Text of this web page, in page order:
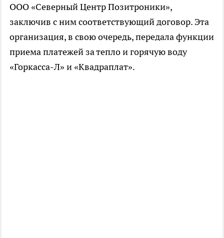
ООО «Северный Центр Позитроники»,
заключив с ним соответствующий договор. Эта
организация, в свою очередь, передала функции
приема платежей за тепло и горячую воду
«Горкасса-Л» и «Квадраплат».